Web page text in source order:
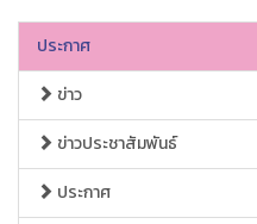
ประกาศ
ข่าว
ข่าวประชาสัมพันธ์
ประกาศ